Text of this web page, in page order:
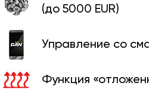
(до 5000 EUR)
Управление со
Функция